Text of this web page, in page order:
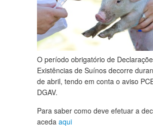
O período obrigatório de
Existências de Suínos decorre
de abril, tendo em conta o aviso
DGAV.
Para saber como deve efetuar a
aceda aqui